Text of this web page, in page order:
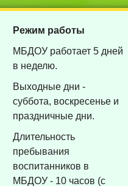
Режим работы
МБДОУ работает 5 дней
в неделю.
Выходные дни -
суббота, воскресенье и
праздничные дни.
Длительность
пребывания
воспитанников в
МБДОУ - 10 часов (с